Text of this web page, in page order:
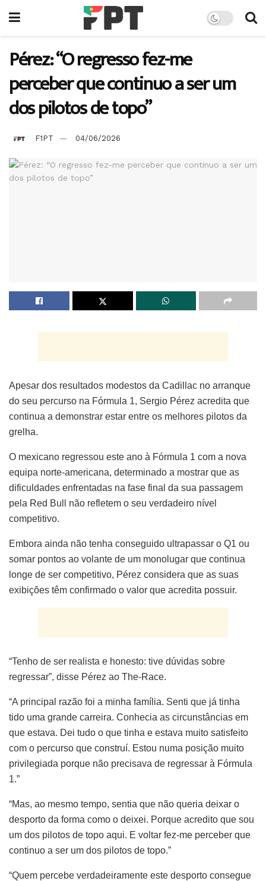
Pérez: “O regresso fez-me
perceber que continuo a ser um
dos pilotos de topo”
F1PT 04/06/2026
Apesar dos resultados modestos da Cadillac no arranque
do seu percurso na Fórmula 1, Sergio Pérez acredita que
continua a demonstrar estar entre os melhores pilotos da
grelha.
O mexicano regressou este ano à Fórmula 1 com a nova
equipa norte-americana, determinado a mostrar que as
dificuldades enfrentadas na fase final da sua passagem
pela Red Bull não refletem o seu verdadeiro nível
competitivo.
Embora ainda não tenha conseguido ultrapassar o Q1 ou
somar pontos ao volante de um monolugar que continua
longe de ser competitivo, Pérez considera que as suas
exibições têm confirmado o valor que acredita possuir.
“Tenho de ser realista e honesto: tive dúvidas sobre
regressar”, disse Pérez ao The-Race.
“A principal razão foi a minha família. Senti que já tinha
tido uma grande carreira. Conhecia as circunstâncias em
que estava. Dei tudo o que tinha e estava muito satisfeito
com o percurso que construí. Estou numa posição muito
privilegiada porque não precisava de regressar à Fórmula
1.”
“Mas, ao mesmo tempo, sentia que não queria deixar o
desporto da forma como o deixei. Porque acredito que sou
um dos pilotos de topo aqui. E voltar fez-me perceber que
continuo a ser um dos pilotos de topo.”
“Quem percebe verdadeiramente este desporto consegue